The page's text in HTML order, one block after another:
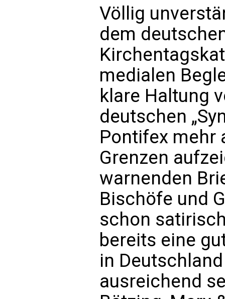
Völlig
dem
medialen
klare Haltung
deutschen
Pontifex mehr
Grenzen
warnenden
Bischöfe und
schon
bereits eine
in
ausreichend